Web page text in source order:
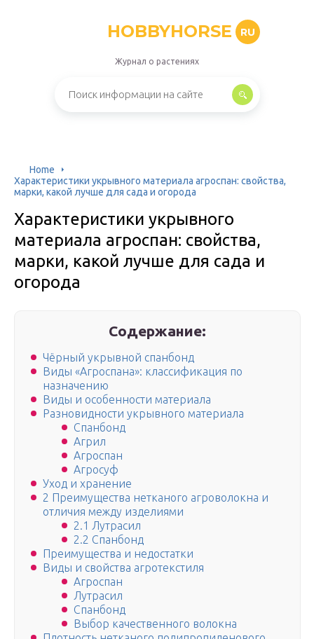
HOBBYHORSE RU
Журнал о растениях
Home
Характеристики укрывного материала агроспан: свойства,
марки, какой лучше для сада и огорода
Характеристики укрывного
материала агроспан: свойства,
марки, какой лучше для сада и
огорода
Содержание:
Чёрный укрывной спанбонд
Виды «Агроспана»: классификация по
назначению
Виды и особенности материала
Разновидности укрывного материала
Спанбонд
Агрил
Агроспан
Агросуф
Уход и хранение
2 Преимущества нетканого агроволокна и
отличия между изделиями
2.1 Лутрасил
2.2 Спанбонд
Преимущества и недостатки
Виды и свойства агротекстиля
Агроспан
Лутрасил
Спанбонд
Выбор качественного волокна